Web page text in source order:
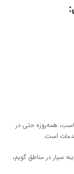
همه‌روزه حتی در
سیار در مناطق گویم،